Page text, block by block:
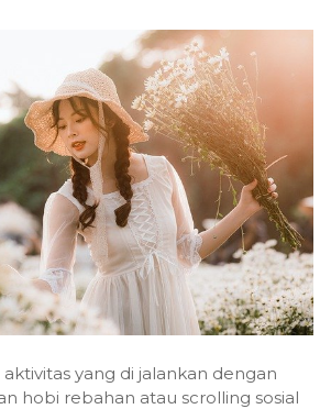
yang di jalankan dengan
hobi rebahan atau scrolling sosial